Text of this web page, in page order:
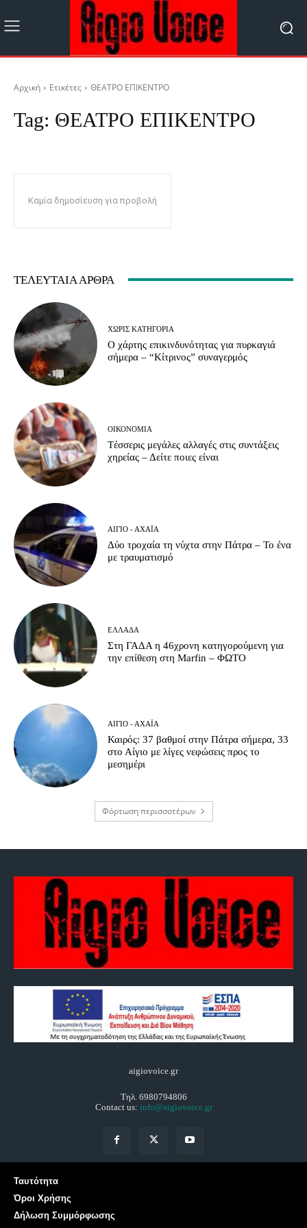
Αρχική Ετικέτες ΘΕΑΤΡΟ ΕΠΙΚΕΝΤΡΟ
Tag: ΘΕΑΤΡΟ ΕΠΙΚΕΝΤΡΟ
Καμία δημοσίευση για προβολή
ΤΕΛΕΥΤΑΊΑ ΆΡΘΡΑ
ΧΩΡΊΣ ΚΑΤΗΓΟΡΊΑ
Ο χάρτης επικινδυνότητας για πυρκαγιά
σήμερα – “Κίτρινος” συναγερμός
ΟΙΚΟΝΟΜΊΑ
Tέσσερις μεγάλες αλλαγές στις συντάξεις
χηρείας – Δείτε ποιες είναι
ΑΊΓΙΟ - ΑΧΑΪ́Α
Δύο τροχαία τη νύχτα στην Πάτρα – Το ένα
με τραυματισμό
ΕΛΛΆΔΑ
Στη ΓΑΔΑ η 46χρονη κατηγορούμενη για
την επίθεση στη Marfin – ΦΩΤΟ
ΑΊΓΙΟ - ΑΧΑΪ́Α
Καιρός: 37 βαθμοί στην Πάτρα σήμερα, 33
στο Αίγιο με λίγες νεφώσεις προς το
μεσημέρι
Φόρτωση περισσοτέρων
aigiovoice.gr
Τηλ. 6980794806
Contact us: info@aigiovoice.gr
Ταυτότητα
Όροι Χρήσης
Δήλωση Συμμόρφωσης